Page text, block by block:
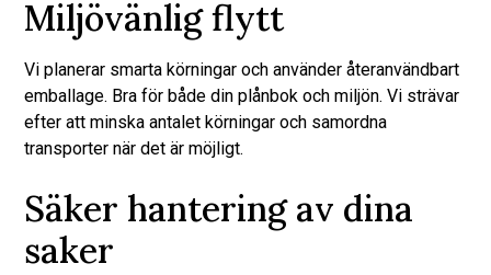
Miljövänlig flytt
Vi planerar smarta körningar och använder återanvändbart
emballage. Bra för både din plånbok och miljön. Vi strävar
efter att minska antalet körningar och samordna
transporter när det är möjligt.
Säker hantering av dina
saker